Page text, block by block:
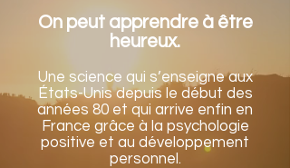
On peut apprendre à être
heureux.
Une science qui s’enseigne aux
États-Unis depuis le début des
années 80 et qui arrive enfin en
France grâce à la psychologie
positive et au développement
personnel.